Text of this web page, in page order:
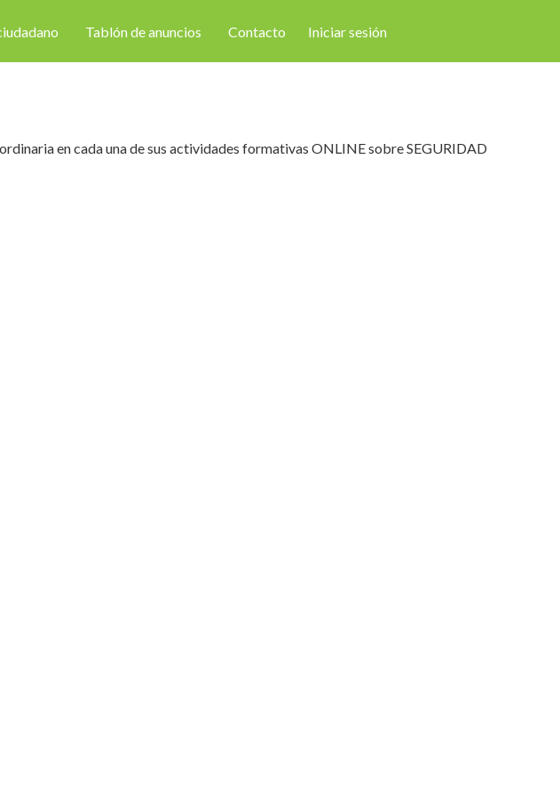
Tablón de anuncios Contacto Iniciar sesión
en cada una de sus actividades formativas ONLINE sobre SEGURIDAD